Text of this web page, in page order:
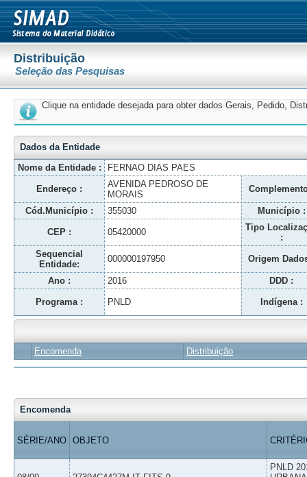
Distribuição
Seleção das Pesquisas
Clique na entidade desejada para obter dados Gerais, Pedido,
Dados da Entidade
Nome da Entidade :
FERNAO DIAS PAES
Endereço :
AVENIDA PEDROSO DE
MORAIS
Cód.Município : 355030 Município :
CEP : 05420000
Tipo
:
Sequencial
Entidade:
000000197950 Origem
Ano : 2016 DDD :
Programa : PNLD Indígena :
Encomenda Distribuição
Encomenda
SÉRIE/ANO OBJETO
PNLD